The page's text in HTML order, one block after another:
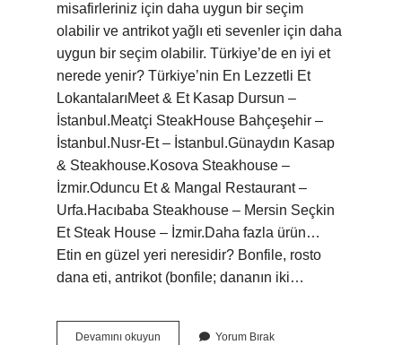
misafirleriniz için daha uygun bir seçim
olabilir ve antrikot yağlı eti sevenler için daha
uygun bir seçim olabilir. Türkiye’de en iyi et
nerede yenir? Türkiye’nin En Lezzetli Et
LokantalarıMeet & Et Kasap Dursun –
İstanbul.Meatçi SteakHouse Bahçeşehir –
İstanbul.Nusr-Et – İstanbul.Günaydın Kasap
& Steakhouse.Kosova Steakhouse –
İzmir.Oduncu Et & Mangal Restaurant –
Urfa.Hacıbaba Steakhouse – Mersin Seçkin
Et Steak House – İzmir.Daha fazla ürün…
Etin en güzel yeri neresidir? Bonfile, rosto
dana eti, antrikot (bonfile; dananın iki…
Devamını okuyun Yorum Bırak